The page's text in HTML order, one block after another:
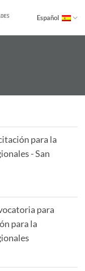
Español
para la
- San
para
para la